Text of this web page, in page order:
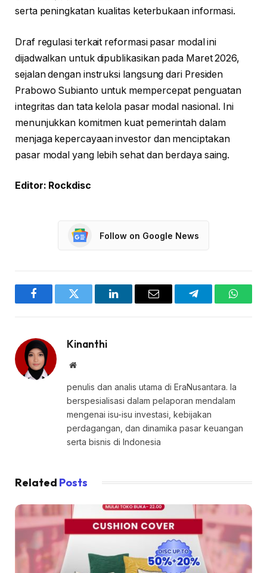
serta peningkatan kualitas keterbukaan informasi.
Draf regulasi terkait reformasi pasar modal ini
dijadwalkan untuk dipublikasikan pada Maret 2026,
sejalan dengan instruksi langsung dari Presiden
Prabowo Subianto untuk mempercepat penguatan
integritas dan tata kelola pasar modal nasional. Ini
menunjukkan komitmen kuat pemerintah dalam
menjaga kepercayaan investor dan menciptakan
pasar modal yang lebih sehat dan berdaya saing.
Editor: Rockdisc
Follow on Google News
FacebookTwitter LinkedInEmail Telegram
Kinanthi
Website
penulis dan analis utama di EraNusantara. Ia
berspesialisasi dalam pelaporan mendalam
mengenai isu-isu investasi, kebijakan
perdagangan, dan dinamika pasar keuangan
serta bisnis di Indonesia
Related Posts